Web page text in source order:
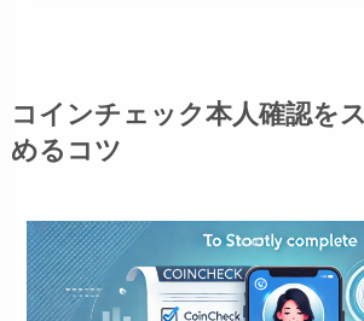
コインチェック本人確認を
めるコツ